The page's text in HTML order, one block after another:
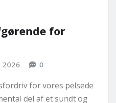
for
2026 0
for vores pelsede
del af et sundt og